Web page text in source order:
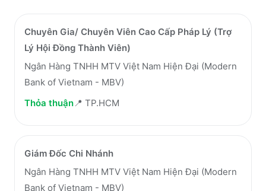
Chuyên Gia/ Chuyên Viên Cao Cấp Pháp Lý (Trợ
Lý Hội Đồng Thành Viên)
Ngân Hàng TNHH MTV Việt Nam Hiện Đại (Modern
Bank of Vietnam - MBV)
Thỏa thuận📍 TP.HCM
Giám Đốc Chi Nhánh
Ngân Hàng TNHH MTV Việt Nam Hiện Đại (Modern
Bank of Vietnam - MBV)